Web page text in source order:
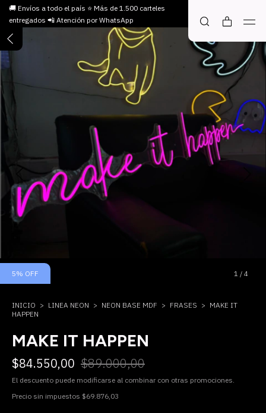
🚚 Envíos a todo el país ⭐ Más de 1.500 carteles
entregados 📲 Atención por WhatsApp
5% OFF 1 / 4
INICIO > LINEA NEON > NEON BASE MDF > FRASES > MAKE IT
HAPPEN
MAKE IT HAPPEN
$84.550,00 $89.000,00
El descuento puede modificarse al combinar con otras promociones.
Precio sin impuestos $69.876,03